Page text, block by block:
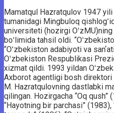
Mamatqul Hazratqulov 1947
tumanidagi Mingbuloq
universiteti (hozirgi
boʻlimida tahsil oldi.
“Oʻzbekiston adabiyoti va
Oʻzbekiston Respublikasi
xizmat qildi. 1993 yildan
Axborot agentligi bosh
M. Hazratqulovning dastlabki
qilingan. Hozirgacha “Oq qush”
“Hayotning bir parchasi”